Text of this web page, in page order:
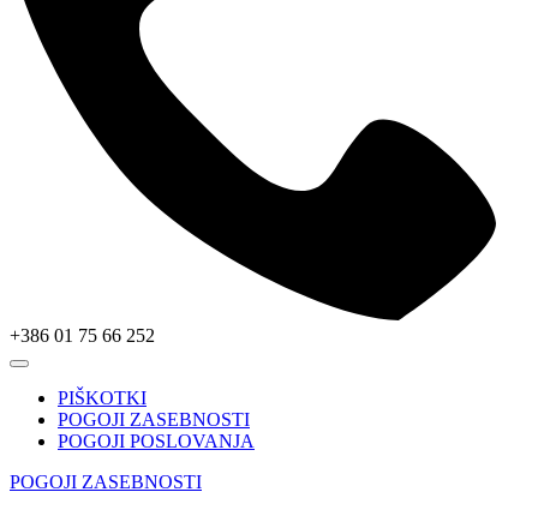
+386 01 75 66 252
PIŠKOTKI
POGOJI ZASEBNOSTI
POGOJI POSLOVANJA
POGOJI ZASEBNOSTI